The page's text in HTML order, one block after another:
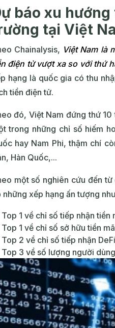
báo xu
tại Việt
Chainalysis, Việt Nam là
điện tử vượt xa so với thứ
hạng là quốc gia có thu
tiền điện tử.
đó, Việt Nam đứng thứ
trong những chỉ số hiếm
hay Nam Phi, thậm chí
Hàn Quốc,...
một số nghiên cứu đến
những xếp hạng ấn tượng
Top 1 về chỉ số tiếp nhận tiền
Top 1 về chỉ số sở hữu tiền
Top 2 về chỉ số tiếp nhận
Top 3 về số lượng người